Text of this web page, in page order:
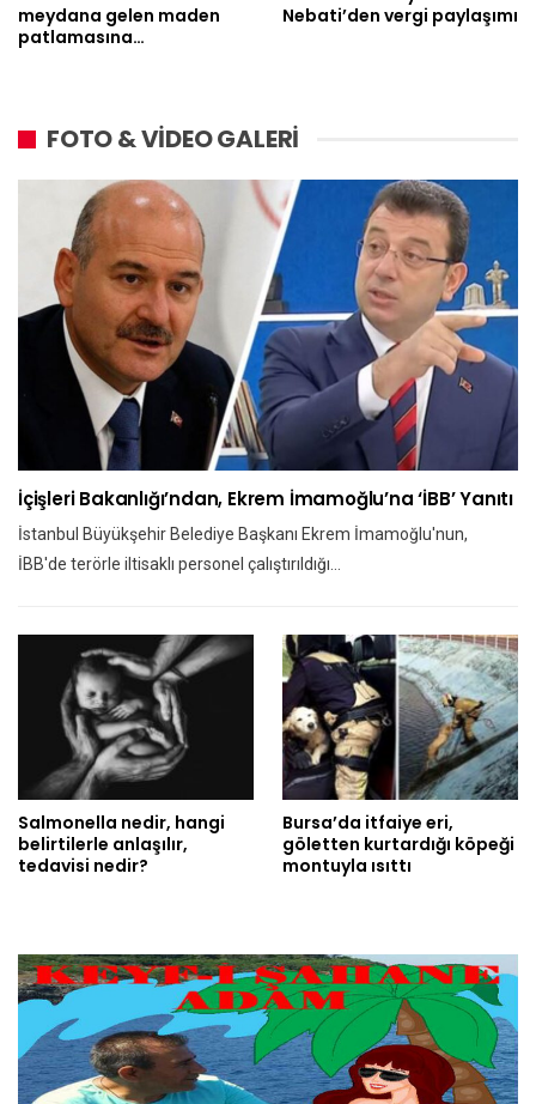
meydana gelen maden
patlamasına…
Nebati’den vergi paylaşımı
FOTO & VİDEO GALERİ
İçişleri Bakanlığı’ndan, Ekrem İmamoğlu’na ‘İBB’ Yanıtı
İstanbul Büyükşehir Belediye Başkanı Ekrem İmamoğlu'nun,
İBB'de terörle iltisaklı personel çalıştırıldığı…
Salmonella nedir, hangi
belirtilerle anlaşılır,
tedavisi nedir?
Bursa’da itfaiye eri,
göletten kurtardığı köpeği
montuyla ısıttı